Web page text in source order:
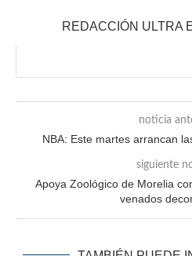
REDACCIÓN ULTRA
noticia
NBA: Este martes arrancan
siguiente
Apoya Zoológico de Morelia
venados